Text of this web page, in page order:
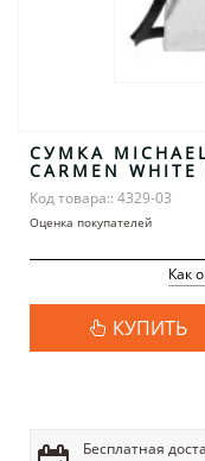
СУМКА
CARMEN WHITE
Код товара:: 4329-03
Оценка покупателей
Как
КУПИТЬ
Бесплатная